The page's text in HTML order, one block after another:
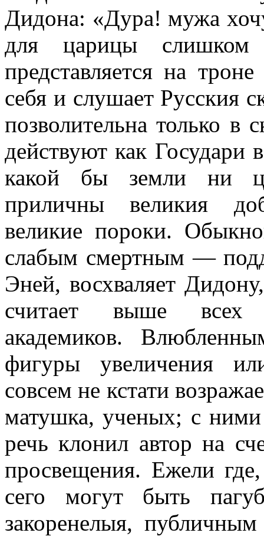
Дидона: «Дура! мужа
для царицы слишком
представляется на
себя и слушает Русския
позволительна только в
действуют как
какой бы земли ни
приличны великия
великие пороки.
слабым смертным —
Эней, восхваляет
считает выше всех
академиков.
фигуры увеличения
совсем не кстати
матушка, ученых; с
речь клонил автор на
просвещения. Ежели где,
сего могут быть
закоренелыя,